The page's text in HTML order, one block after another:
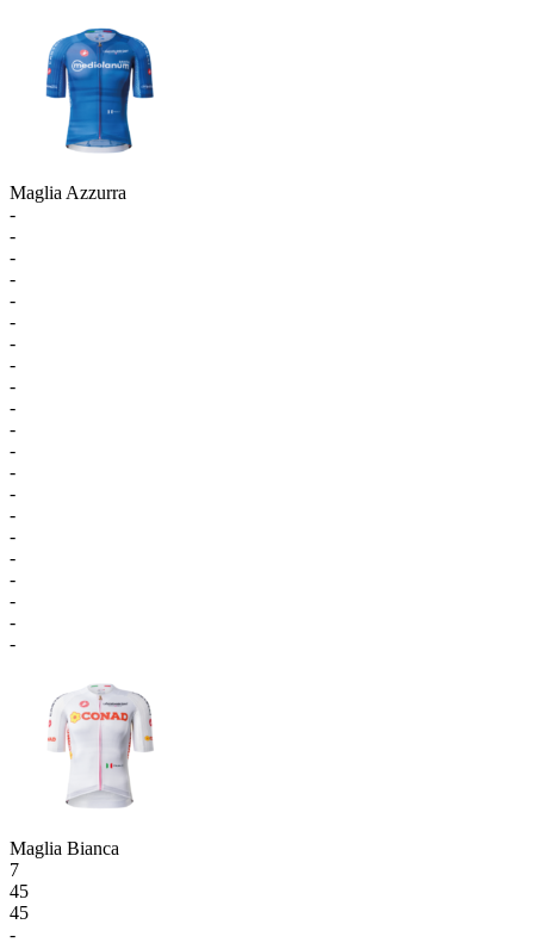
Maglia Azzurra
-
-
-
-
-
-
-
-
-
-
-
-
-
-
-
-
-
-
-
-
-
Maglia Bianca
7
45
45
-